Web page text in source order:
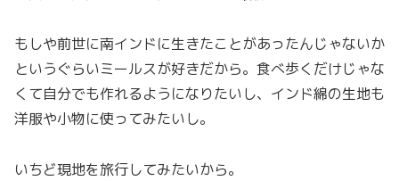
もしや前世に南インドに生きたことがあったんじゃないか
というぐらいミールスが好きだから。食べ歩くだけじゃな
くて自分でも作れるようになりたいし、インド綿の生地も
洋服や小物に使ってみたいし。
いちど現地を旅行してみたいから。